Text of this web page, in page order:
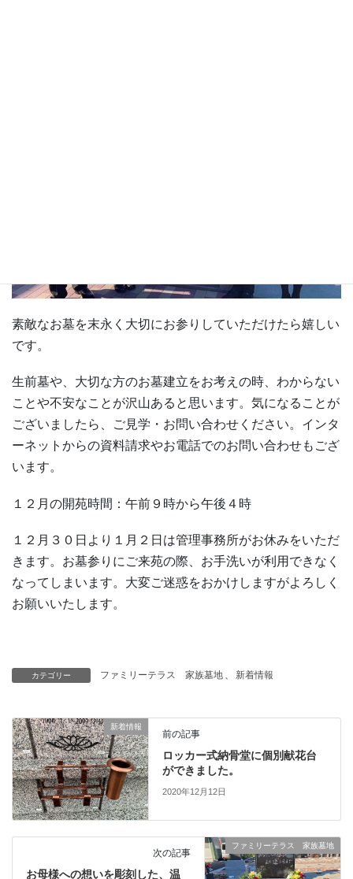
素敵なお墓を末永く大切にお参りしていただけたら嬉しい
です。
生前墓や、大切な方のお墓建立をお考えの時、わからない
ことや不安なことが沢山あると思います。気になることが
ございましたら、ご見学・お問い合わせください。インタ
ーネットからの資料請求やお電話でのお問い合わせもござ
います。
１２月の開苑時間：午前９時から午後４時
１２月３０日より１月２日は管理事務所がお休みをいただ
きます。お墓参りにご来苑の際、お手洗いが利用できなく
なってしまいます。大変ご迷惑をおかけしますがよろしく
お願いいたします。
カテゴリー ファミリーテラス 家族墓地 、 新着情報
新着情報
前の記事
ロッカー式納骨堂に個別献花台
ができました。
2020年12月12日
ファミリーテラス 家族墓地
次の記事
お母様への想いを彫刻した、温